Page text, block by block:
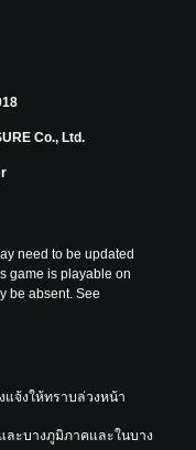
Co., Ltd.
need to be updated
game is playable on
be absent. See
จ้งให้ทราบล่วงหน้า
ละบางภูมิภาคและในบาง